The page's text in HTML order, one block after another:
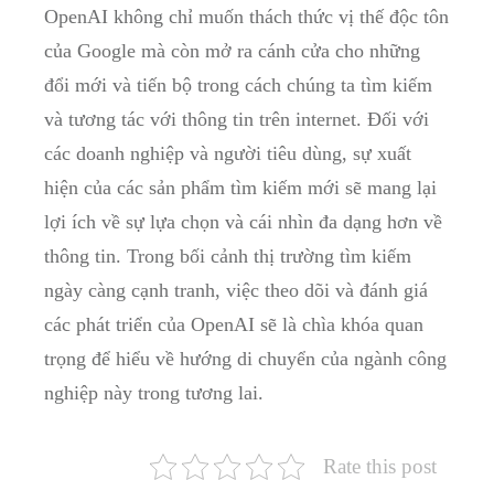
OpenAI không chỉ muốn thách thức vị thế độc tôn
của Google mà còn mở ra cánh cửa cho những
đổi mới và tiến bộ trong cách chúng ta tìm kiếm
và tương tác với thông tin trên internet. Đối với
các doanh nghiệp và người tiêu dùng, sự xuất
hiện của các sản phẩm tìm kiếm mới sẽ mang lại
lợi ích về sự lựa chọn và cái nhìn đa dạng hơn về
thông tin. Trong bối cảnh thị trường tìm kiếm
ngày càng cạnh tranh, việc theo dõi và đánh giá
các phát triển của OpenAI sẽ là chìa khóa quan
trọng để hiểu về hướng di chuyển của ngành công
nghiệp này trong tương lai.
Rate this post